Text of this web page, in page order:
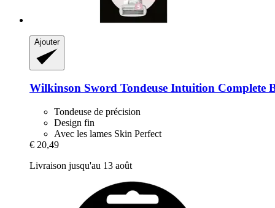
Ajouter
Wilkinson Sword Tondeuse Intuition Complete
Tondeuse de précision
Design fin
Avec les lames Skin Perfect
€ 20,49
Livraison jusqu'au 13 août